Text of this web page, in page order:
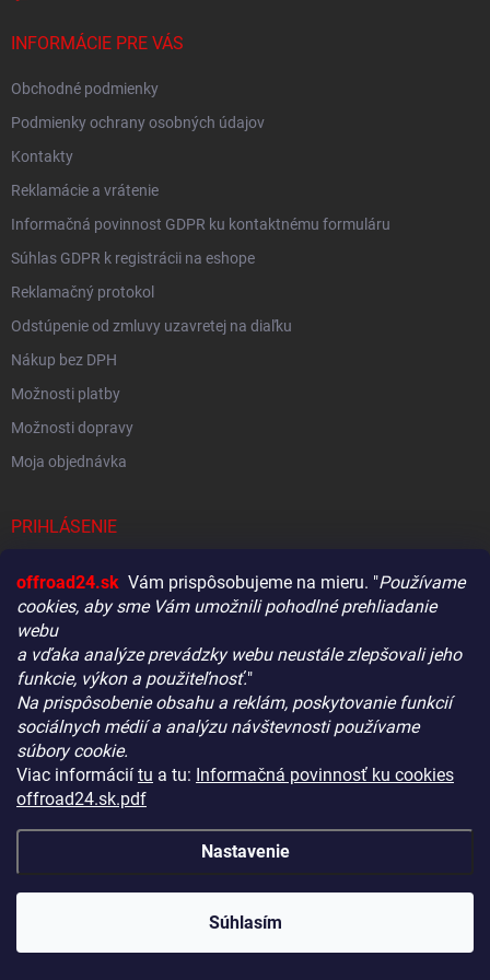
offroad24.sk Vám prispôsobujeme na mieru. "Používame
cookies, aby sme Vám umožnili pohodlné prehliadanie
webu
a vďaka analýze prevádzky webu neustále zlepšovali jeho
funkcie, výkon a použiteľnosť."
Na prispôsobenie obsahu a reklám, poskytovanie funkcií
sociálnych médií a analýzu návštevnosti používame
súbory cookie.
Viac informácií tu a tu: Informačná povinnosť ku cookies
offroad24.sk.pdf
Nastavenie
Súhlasím
Vitajte! Aby bolo hľadanie tých správnych dielov pre vaše
vozidlo čo najrýchlejšie a najpresnejšie, máme pre vás
malý tip:
Začnite výberom vášho vozidla– Týmto krokom si
zaistíte, že uvidíte len kompatibilné produkty.
filtre. Použite ich! Ušetria vám kopu času a pomôžu nájsť
presne to, čo hľadáte, behom sekúnd.
INFORMÁCIE PRE VÁS
Obchodné podmienky
Podmienky ochrany osobných údajov
Kontakty
Reklamácie a vrátenie
Informačná povinnost GDPR ku kontaktnému formuláru
Súhlas GDPR k registrácii na eshope
Reklamačný protokol
Odstúpenie od zmluvy uzavretej na diaľku
Nákup bez DPH
Možnosti platby
Možnosti dopravy
Moja objednávka
PRIHLÁSENIE
E-MAIL
Prihlásiť sa
KONTAKTY